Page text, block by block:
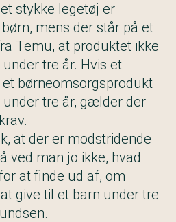
stykke legetøj er
mens der står på et
Temu, at produktet ikke
tre år. Hvis et
børneomsorgsprodukt
tre år, gælder der
at der er modstridende
ved man jo ikke, hvad
at finde ud af, om
give til et barn under tre